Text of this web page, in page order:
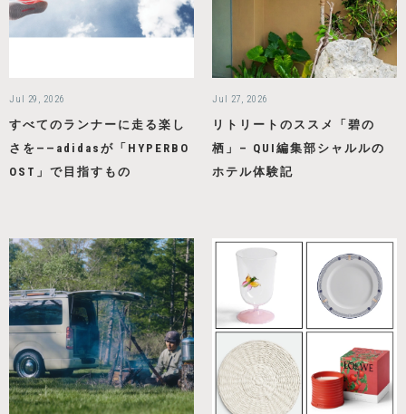
Jul 29, 2026
すべてのランナーに走る楽し
さを——adidasが「HYPERBO
OST」で目指すもの
Jul 27, 2026
リトリートのススメ「碧の
栖」– QUI編集部シャルルの
ホテル体験記